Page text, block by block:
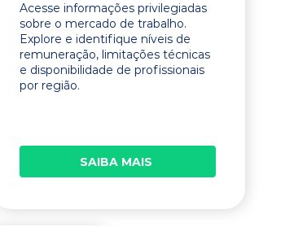
Acesse informações privilegiadas
sobre o mercado de trabalho.
Explore e identifique níveis de
remuneração, limitações técnicas
e disponibilidade de profissionais
por região.
SAIBA MAIS